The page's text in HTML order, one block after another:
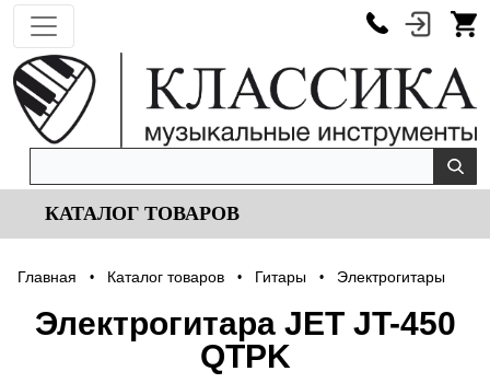
КАТАЛОГ ТОВАРОВ
Главная • Каталог товаров • Гитары • Электрогитары
Электрогитара JET JT-450
QTPK